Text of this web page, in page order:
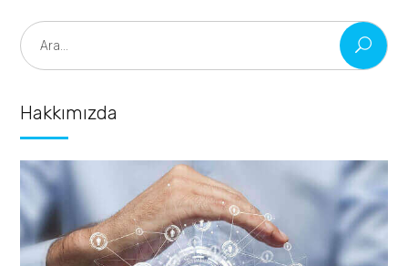
Search
for:
Hakkımızda